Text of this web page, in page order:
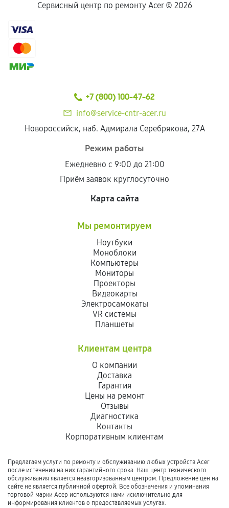
Сервисный центр по ремонту Acer © 2026
+7 (800) 100-47-62
info@service-cntr-acer.ru
Новороссийск, наб. Адмирала Серебрякова, 27А
Режим работы
Ежедневно с 9:00 до 21:00
Приём заявок круглосуточно
Карта сайта
Мы ремонтируем
Ноутбуки
Моноблоки
Компьютеры
Мониторы
Проекторы
Видеокарты
Электросамокаты
VR системы
Планшеты
Клиентам центра
О компании
Доставка
Гарантия
Цены на ремонт
Отзывы
Диагностика
Контакты
Корпоративным клиентам
Предлагаем услуги по ремонту и обслуживанию любых устройств Acer
после истечения на них гарантийного срока. Наш центр технического
обслуживания является неавторизованным центром. Предложение цен на
сайте не является публичной офертой. Все обозначения и упоминания
торговой марки Асер используются нами исключительно для
информирования клиентов о предоставляемых услугах.